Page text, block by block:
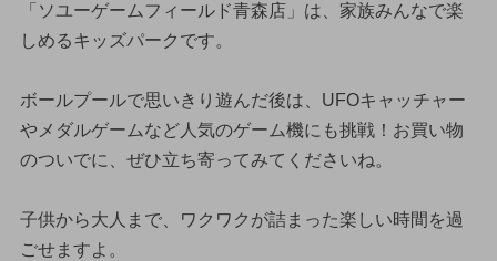
「ソユーゲームフィールド青森店」は、家族みんなで楽
しめるキッズパークです。
ボールプールで思いきり遊んだ後は、UFOキャッチャー
やメダルゲームなど人気のゲーム機にも挑戦！お買い物
のついでに、ぜひ立ち寄ってみてくださいね。
子供から大人まで、ワクワクが詰まった楽しい時間を過
ごせますよ。